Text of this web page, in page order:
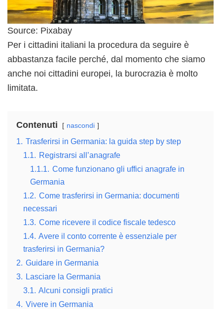
Source: Pixabay
Per i cittadini italiani la procedura da seguire è
abbastanza facile perché, dal momento che siamo
anche noi cittadini europei, la burocrazia è molto
limitata.
Contenuti nascondi
1. Trasferirsi in Germania: la guida step by step
1.1. Registrarsi all’anagrafe
1.1.1. Come funzionano gli uffici anagrafe in
Germania
1.2. Come trasferirsi in Germania: documenti
necessari
1.3. Come ricevere il codice fiscale tedesco
1.4. Avere il conto corrente è essenziale per
trasferirsi in Germania?
2. Guidare in Germania
3. Lasciare la Germania
3.1. Alcuni consigli pratici
4. Vivere in Germania